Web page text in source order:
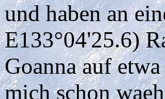
und haben an
E133°04'25.6)
Goanna auf
mich schon